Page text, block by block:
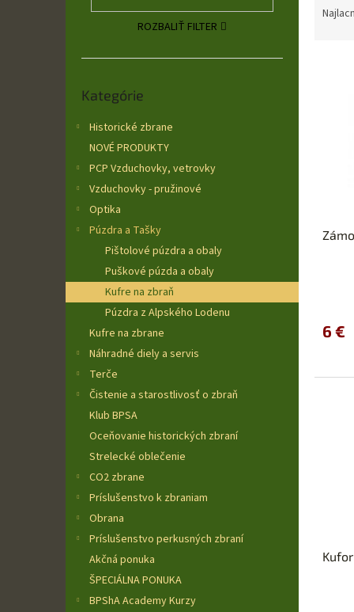
ROZBALIŤ FILTER
kategórie
Kategórie
Historické zbrane
NOVÉ PRODUKTY
PCP Vzduchovky, vetrovky
Vzduchovky - pružinové
Optika
Púzdra a Tašky
Pištolové púzdra a obaly
Puškové púzda a obaly
Kufre na zbraň
Púzdra z Alpského Lodenu
Kufre na zbrane
Náhradné diely a servis
Terče
Čistenie a starostlivosť o zbraň
Klub BPSA
Oceňovanie historických zbraní
Strelecké oblečenie
CO2 zbrane
Príslušenstvo k zbraniam
Obrana
Príslušenstvo perkusných zbraní
Akčná ponuka
ŠPECIÁLNA PONUKA
BPShA Academy Kurzy
6 €